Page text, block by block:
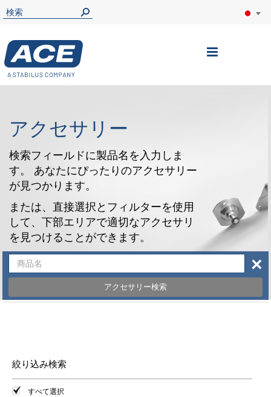
ナ
アクセサリー
検索フィールドに製品名を入力しま
す。 あなたにぴったりのアクセサリー
が見つかります。
または、直接選択とフィルターを使用
して、下部エリアで適切なアクセサリ
を見つけることができます。
アクセサリー検索
×
絞り込み検索
すべて選択